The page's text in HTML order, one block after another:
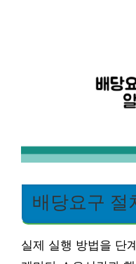
배당요구 절
실제 실행 방법을 단